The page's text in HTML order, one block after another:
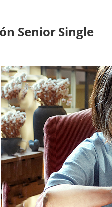
Senior Single